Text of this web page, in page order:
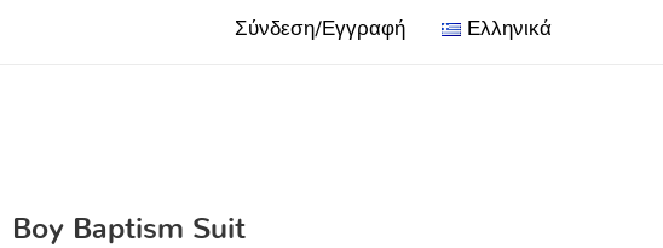
Σύνδεση/Εγγραφή Ελληνικά
Boy Baptism Suit